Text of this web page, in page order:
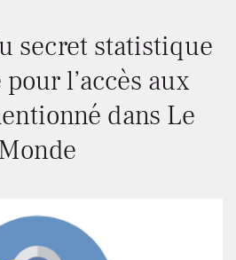
secret statistique
l’accès aux
dans Le
Monde